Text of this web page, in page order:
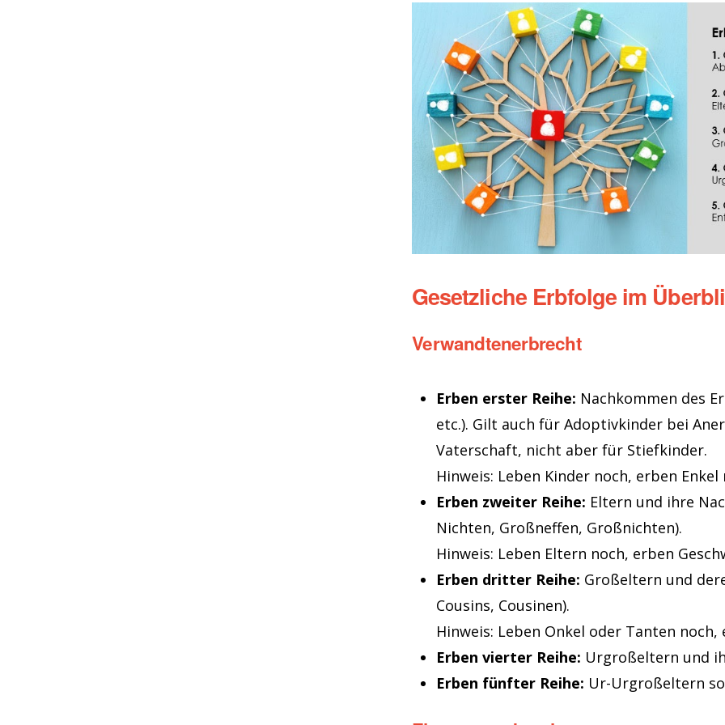
Gesetzliche Erbfolge im
Verwandtenerbrecht
Erben erster Reihe: Nachkommen des
etc.). Gilt auch für Adoptivkinder bei
Vaterschaft, nicht aber für Stiefkinder.
Hinweis: Leben Kinder noch, erben Enkel
Erben zweiter Reihe: Eltern und ihre
Nichten, Großneffen, Großnichten).
Hinweis: Leben Eltern noch, erben
Erben dritter Reihe: Großeltern und
Cousins, Cousinen).
Hinweis: Leben Onkel oder Tanten
Erben vierter Reihe: Urgroßeltern und
Erben fünfter Reihe: Ur-Urgroßeltern